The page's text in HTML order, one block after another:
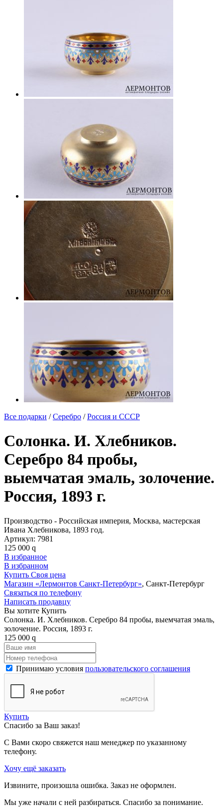
Все подарки /Серебро /Россия и СССР
Солонка. И. Хлебников.
Серебро 84 пробы,
выемчатая эмаль, золочение.
Россия, 1893 г.
Производство - Российская империя, Москва, мастерская
Ивана Хлебникова, 1893 год.
Артикул: 7981
125 000 q
В избранное
В избранном
Купить Своя цена
Магазин «Лермонтов Санкт-Петербург», Санкт-Петербург
Связаться по телефону
Написать продавцу
Вы хотите Купить
Солонка. И. Хлебников. Серебро 84 пробы, выемчатая эмаль,
золочение. Россия, 1893 г.
125 000 q
Принимаю условия пользовательского соглашения
Купить
Спасибо за Ваш заказ!
С Вами скоро свяжется наш менеджер по указанному
телефону.
Хочу ещё заказать
Извините, произошла ошибка. Заказ не оформлен.
Мы уже начали с ней разбираться. Спасибо за понимание.